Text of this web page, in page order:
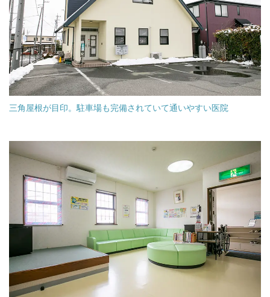
三角屋根が目印。駐車場も完備されていて通いやすい医院